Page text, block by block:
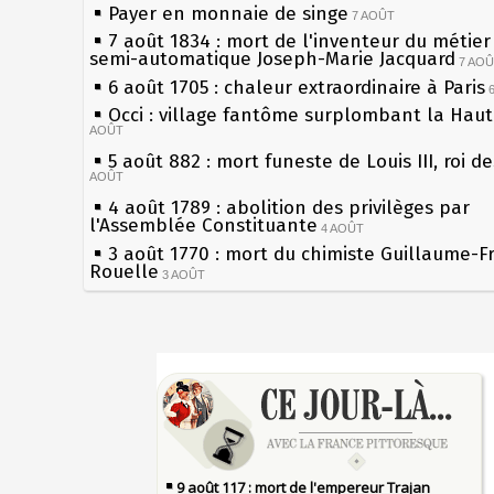
Payer en monnaie de singe 7 AOÛT
7 août 1834 : mort de l'inventeur du
semi-automatique Joseph-Marie Jacquard 7
6 août 1705 : chaleur extraordinaire à Paris
Occi : village fantôme surplombant la
AOÛT
5 août 882 : mort funeste de Louis III, roi
AOÛT
4 août 1789 : abolition des privilèges par
l'Assemblée Constituante 4 AOÛT
3 août 1770 : mort du chimiste Guillaume-
Rouelle 3 AOÛT
Musée Jean de La Fontaine : réouverture
1er août 1589 : Henri III est poignardé à
par Jacques Clément, moine jacobin 1ER AOÛT
31 juillet 1899 : décret instaurant les
boîtes aux lettres en fonte de Léon Mougeot
30 juillet 1918 : mort d'Auguste Poulain,
les siècles
27 mai 1610 : supplice de François
du roi Henri IV
Pierre qui roule n'amasse pas mousse
Qui aime bien châtie bien